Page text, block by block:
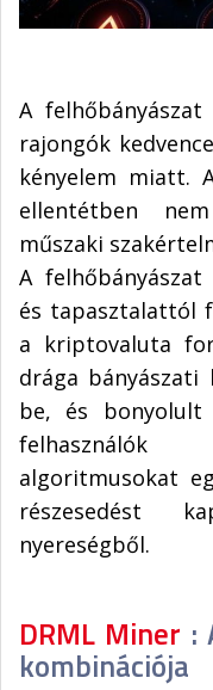
A
rajongók
kényelem miatt.
ellentétben
műszaki
A
és tapasztalattól
a kriptovaluta
drága bányászati
be, és bonyolult
felhasználók
algoritmusokat
részesedést
nyereségből.
DRML Miner :
kombinációja